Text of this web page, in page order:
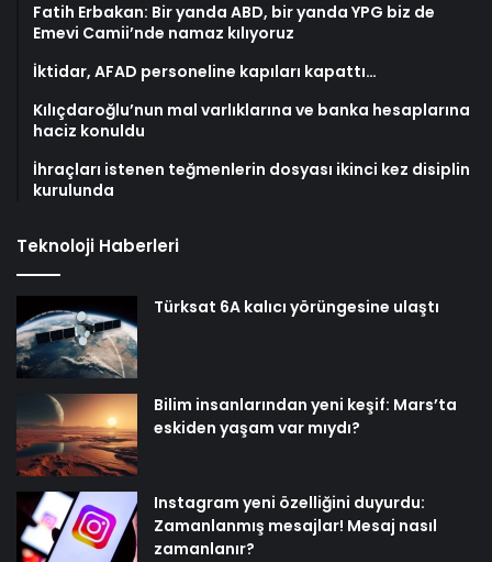
Fatih Erbakan: Bir yanda ABD, bir yanda YPG biz de
Emevi Camii’nde namaz kılıyoruz
İktidar, AFAD personeline kapıları kapattı…
Kılıçdaroğlu’nun mal varlıklarına ve banka hesaplarına
haciz konuldu
İhraçları istenen teğmenlerin dosyası ikinci kez disiplin
kurulunda
Teknoloji Haberleri
Türksat 6A kalıcı yörüngesine ulaştı
Bilim insanlarından yeni keşif: Mars’ta
eskiden yaşam var mıydı?
Instagram yeni özelliğini duyurdu:
Zamanlanmış mesajlar! Mesaj nasıl
zamanlanır?